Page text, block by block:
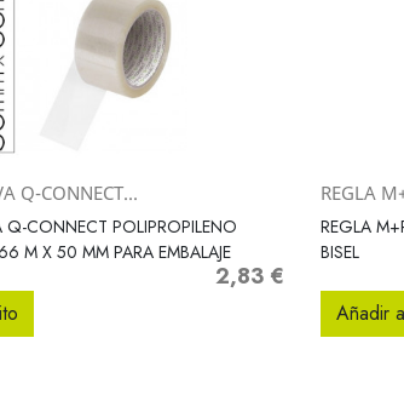
Vista rápida
Q-CONNECT...
Q-CONNECT POLIPROPILENO
M X 50 MM PARA EMBALAJE
Precio
2,83 €
REGLA
REGLA
BISEL
Añadir